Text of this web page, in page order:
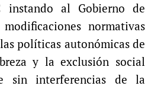
instando al Gobierno de
normativas
políticas autonómicas de
y la exclusión social
sin interferencias de la